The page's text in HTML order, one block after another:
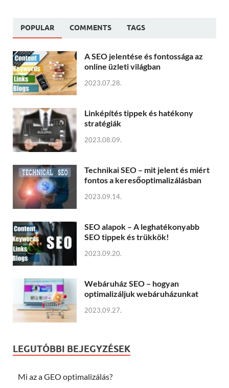
POPULAR COMMENTS TAGS
A SEO jelentése és fontossága az
online üzleti világban
2023.07.28.
Linképítés tippek és hatékony
stratégiák
2023.08.09.
Technikai SEO – mit jelent és miért
fontos a keresőoptimalizálásban
2023.09.14.
SEO alapok – A leghatékonyabb
SEO tippek és trükkök!
2023.09.20.
Webáruház SEO – hogyan
optimalizáljuk webáruházunkat
2023.09.27.
LEGUTÓBBI BEJEGYZÉSEK
Mi az a GEO optimalizálás?